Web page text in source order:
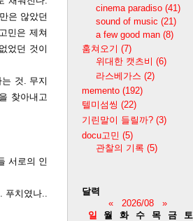
은 않았던
민은 제쳐
었던 것이
것. 무지
찾아내고
서로의 인
치였나..
cinema paradiso (41)
sound of music (21)
a few good man (8)
훔쳐오기 (7)
위대한 캣츠비 (6)
라스베가스 (2)
memento (192)
텔미섬씽 (22)
기린말이 들릴까? (3)
docu고민 (5)
관찰의 기록 (5)
달력
«
2026/08
»
일
월 화 수 목 금
토